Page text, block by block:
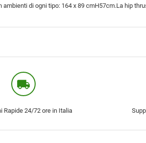
ambienti di ogni tipo: 164 x 89 cmH57cm.La hip
local_shipping
Rapide 24/72 ore in Italia